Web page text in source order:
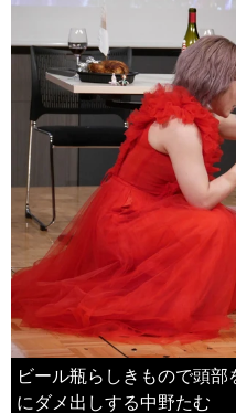
ビール瓶らしきもので頭
にダメ出しする中野たむ